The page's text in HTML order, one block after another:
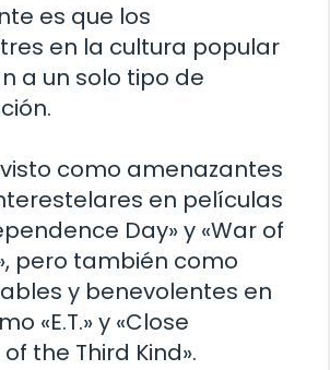
es que los
en la cultura popular
a un solo tipo de
como amenazantes
en películas
Day» y «War of
pero también como
y benevolentes en
«E.T.» y «Close
the Third Kind».